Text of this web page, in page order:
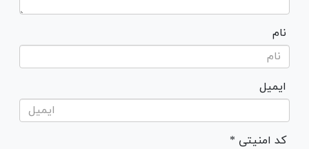
نام
ایمیل
* کد امنیتی